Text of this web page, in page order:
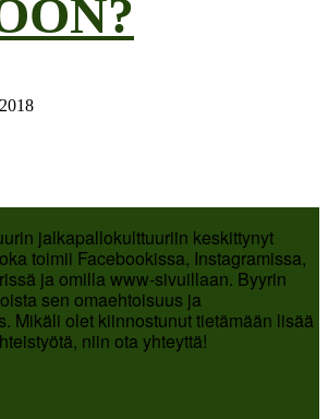
jalkapallokulttuuriin keskittynyt
toimii Facebookissa, Instagramissa,
ja omilla www-sivuillaan. Byyrin
sen omaehtoisuus ja
Mikäli olet kiinnostunut tietämään lisää
niin ota yhteyttä!